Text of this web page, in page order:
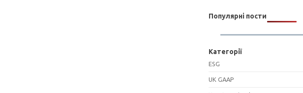
Популярні пости
Категорії
ESG
UK GAAP